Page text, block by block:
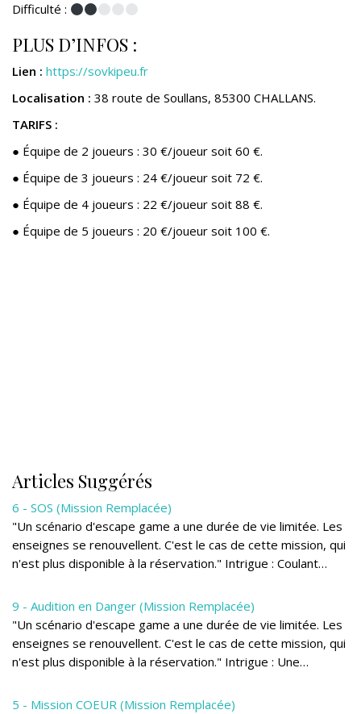
Difficulté :
PLUS D’INFOS :
Lien : https://sovkipeu.fr
Localisation : 38 route de Soullans, 85300 CHALLANS.
TARIFS :
● Équipe de 2 joueurs : 30 €/joueur soit 60 €.
● Équipe de 3 joueurs : 24 €/joueur soit 72 €.
● Équipe de 4 joueurs : 22 €/joueur soit 88 €.
● Équipe de 5 joueurs : 20 €/joueur soit 100 €.
Articles Suggérés
6 - SOS (Mission Remplacée)
"Un scénario d'escape game a une durée de vie limitée. Les
enseignes se renouvellent. C'est le cas de cette mission, qui
n'est plus disponible à la réservation." Intrigue : Coulant…
9 - Audition en Danger (Mission Remplacée)
"Un scénario d'escape game a une durée de vie limitée. Les
enseignes se renouvellent. C'est le cas de cette mission, qui
n'est plus disponible à la réservation." Intrigue : Une…
5 - Mission COEUR (Mission Remplacée)